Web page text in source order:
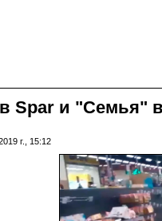
Spar и "Семья"
г., 15:12